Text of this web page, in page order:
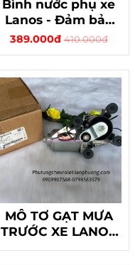
Bình nước phụ xe
Lanos - Đảm bảo
lượng nước luôn
động ổn định
389.000đ 410.000đ
MÔ TƠ GẠT MƯA
TRƯỚC XE LANOS
CHÍNH HÃNG